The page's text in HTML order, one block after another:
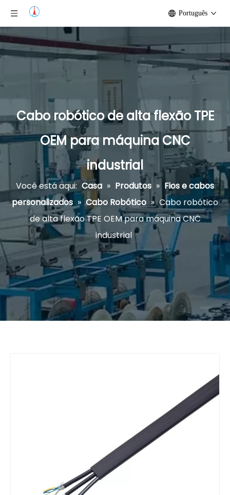
Português
Cabo robótico de alta flexão TPE
OEM para máquina CNC
industrial
Você está aqui: Casa » Produtos » Fios e cabos
personalizados » Cabo Robótico » Cabo robótico
de alta flexão TPE OEM para máquina CNC
industrial